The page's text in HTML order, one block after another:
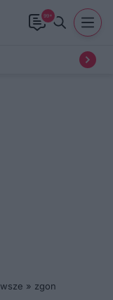
99+
» zgon